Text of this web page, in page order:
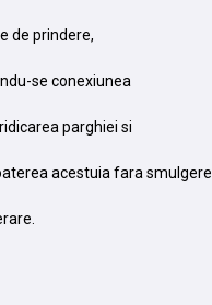
de prindere,
se conexiunea
parghiei si
acestuia fara smulgere.